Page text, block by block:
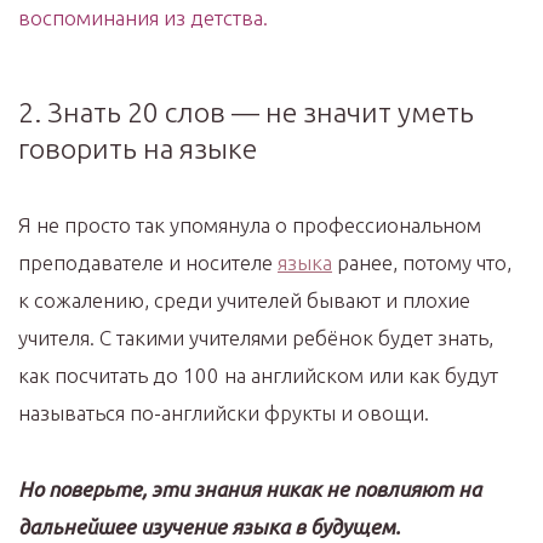
воспоминания из детства.
2. Знать 20 слов — не значит уметь
говорить на языке
Я не просто так упомянула о профессиональном
преподавателе и носителе языка ранее, потому что,
к сожалению, среди учителей бывают и плохие
учителя. С такими учителями ребёнок будет знать,
как посчитать до 100 на английском или как будут
называться по-английски фрукты и овощи.
Но поверьте, эти знания никак не повлияют на
дальнейшее изучение языка в будущем.